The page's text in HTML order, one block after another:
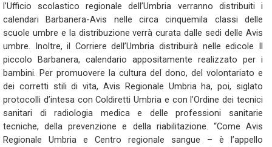
l’Ufficio scolastico regionale dell’Umbria verranno distribuiti i
calendari Barbanera-Avis nelle circa cinquemila classi delle
scuole umbre e la distribuzione verrà curata dalle sedi delle Avis
umbre. Inoltre, il Corriere dell’Umbria distribuirà nelle edicole Il
piccolo Barbanera, calendario appositamente realizzato per i
bambini. Per promuovere la cultura del dono, del volontariato e
dei corretti stili di vita, Avis Regionale Umbria ha, poi, siglato
protocolli d’intesa con Coldiretti Umbria e con l’Ordine dei tecnici
sanitari di radiologia medica e delle professioni sanitarie
tecniche, della prevenzione e della riabilitazione. “Come Avis
Regionale Umbria e Centro regionale sangue – è l’appello